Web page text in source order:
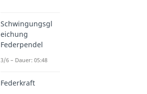
Schwingungsgl
eichung
Federpendel
3/6 – Dauer: 05:48
Federkraft